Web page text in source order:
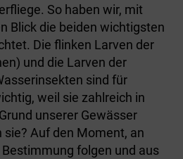
So haben wir, mit
Blick die beiden wichtigsten
Die flinken Larven der
und die Larven der
sind für
weil sie zahlreich in
unserer Gewässer
sie? Auf den Moment, an
folgen und aus